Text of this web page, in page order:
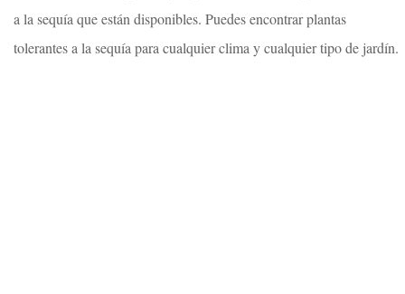
a la sequía que están disponibles. Puedes encontrar plantas
tolerantes a la sequía para cualquier clima y cualquier tipo de jardín.